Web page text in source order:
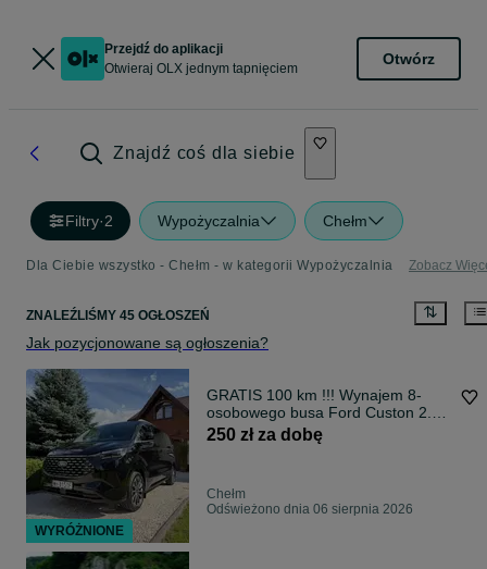
Przejdź do aplikacji
Otwieraj OLX jednym tapnięciem
Otwórz
Znajdź coś dla siebie
Filtry·2 Wypożyczalnia Chełm
Dla Ciebie wszystko - Chełm - w kategorii Wypożyczalnia Zobacz
ZNALEŹLIŚMY 45 OGŁOSZEŃ
Jak pozycjonowane są ogłoszenia?
GRATIS 100 km !!! Wynajem 8-
osobowego busa Ford Custon 2.5
PHEV 232 KM LONG .
250 zł za dobę
Chełm
Odświeżono dnia 06 sierpnia 2026
WYRÓŻNIONE